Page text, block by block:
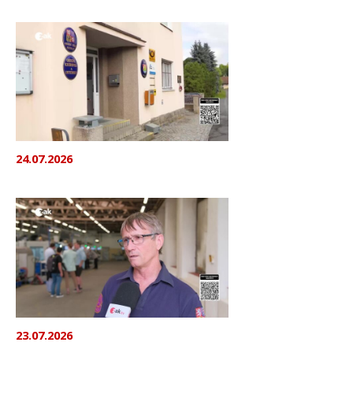
24.07.2026
23.07.2026